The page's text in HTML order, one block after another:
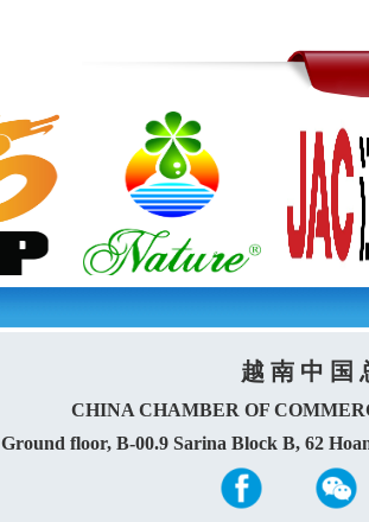
越 南 中 国
CHINA CHAMBER OF
Ground floor, B-00.9 Sarina Block B, 62